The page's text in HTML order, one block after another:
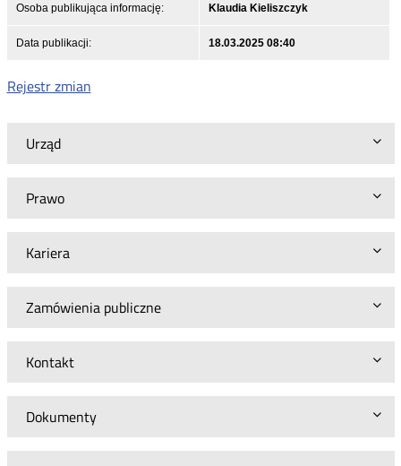
Urząd
Prawo
Kariera
Zamówienia publiczne
Kontakt
Dokumenty
Osoba publikująca informację: Klaudia Kieliszczyk
Data publikacji: 18.03.2025 08:40
Rejestr zmian